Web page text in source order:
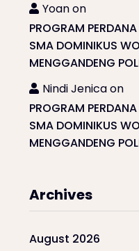
Yoanon
PROGRAM
SMA DOMINIKUS
MENGGANDENG
Nindi Jenicaon
PROGRAM
SMA DOMINIKUS
MENGGANDENG
Archives
August 2026